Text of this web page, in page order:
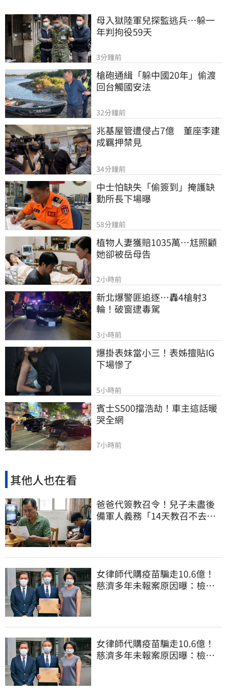
母入獄陸軍兒探監逃兵…躲一
年判拘役59天
3分鐘前
槍砲通緝「躲中國20年」偷渡
回台觸國安法
32分鐘前
兆基屋管遭侵占7億　董座李建
成羈押禁見
34分鐘前
中士怕缺失「偷簽到」掩護缺
勤所長下場曝
58分鐘前
植物人妻獲賠1035萬…尪照顧
她卻被岳母告
2小時前
新北爆警匪追逐…轟4槍射3
輪！破窗逮毒駕
3小時前
爆掛表妹當小三！表姊擅貼IG
下場慘了
5小時前
賓士S500擋浩劫！車主這話暖
哭全網
7小時前
其他人也在看
爸爸代簽教召令！兒子未盡後
備軍人義務「14天教召不去」
女律師代購疫苗騙走10.6億！
慈濟多年未報案原因曝：檢警
女律師代購疫苗騙走10.6億！
慈濟多年未報案原因曝：檢警